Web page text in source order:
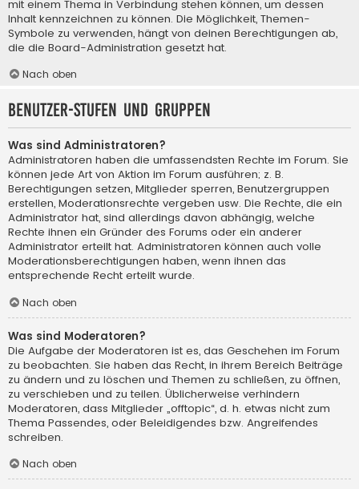
mit einem Thema in Verbindung stehen können, um dessen
Inhalt kennzeichnen zu können. Die Möglichkeit, Themen-
Symbole zu verwenden, hängt von deinen Berechtigungen ab,
die die Board-Administration gesetzt hat.
Nach oben
Benutzer-Stufen und Gruppen
Was sind Administratoren?
Administratoren haben die umfassendsten Rechte im Forum. Sie
können jede Art von Aktion im Forum ausführen; z. B.
Berechtigungen setzen, Mitglieder sperren, Benutzergruppen
erstellen, Moderationsrechte vergeben usw. Die Rechte, die ein
Administrator hat, sind allerdings davon abhängig, welche
Rechte ihnen ein Gründer des Forums oder ein anderer
Administrator erteilt hat. Administratoren können auch volle
Moderationsberechtigungen haben, wenn ihnen das
entsprechende Recht erteilt wurde.
Nach oben
Was sind Moderatoren?
Die Aufgabe der Moderatoren ist es, das Geschehen im Forum
zu beobachten. Sie haben das Recht, in ihrem Bereich Beiträge
zu ändern und zu löschen und Themen zu schließen, zu öffnen,
zu verschieben und zu teilen. Üblicherweise verhindern
Moderatoren, dass Mitglieder „offtopic“, d. h. etwas nicht zum
Thema Passendes, oder Beleidigendes bzw. Angreifendes
schreiben.
Nach oben